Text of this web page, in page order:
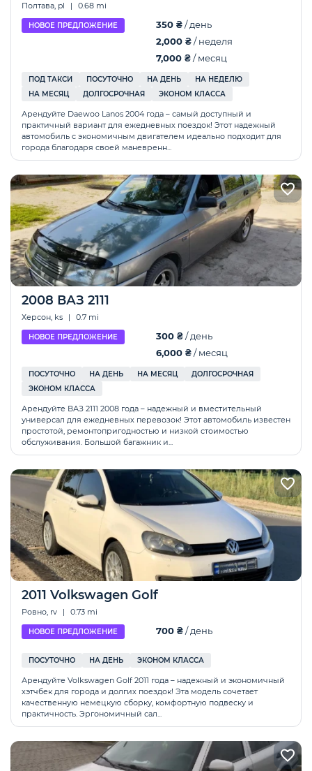
Полтава, pl | 0.68 mi
НОВОЕ ПРЕДЛОЖЕНИЕ 350 ₴/ день
2,000 ₴/ неделя
7,000 ₴/ месяц
ПОД ТАКСИ ПОСУТОЧНО НА ДЕНЬ
НА НЕДЕЛЮ
НА МЕСЯЦ
ДОЛГОСРОЧНАЯ ЭКОНОМ КЛАССА
Арендуйте Daewoo Lanos 2004 года – самый доступный и
практичный вариант для ежедневных поездок! Этот надежный
автомобиль с экономичным двигателем идеально подходит для
города благодаря своей маневренн...
2008 ВАЗ 2111
Херсон, ks | 0.7 mi
НОВОЕ ПРЕДЛОЖЕНИЕ 300 ₴/ день
6,000 ₴/ месяц
ПОСУТОЧНО НА ДЕНЬ НА МЕСЯЦ
ДОЛГОСРОЧНАЯ
ЭКОНОМ КЛАССА
Арендуйте ВАЗ 2111 2008 года – надежный и вместительный
универсал для ежедневных перевозок! Этот автомобиль известен
простотой, ремонтопригодностью и низкой стоимостью
обслуживания. Большой багажник и...
2011 Volkswagen Golf
Ровно, rv | 0.73 mi
НОВОЕ ПРЕДЛОЖЕНИЕ 700 ₴/ день
ПОСУТОЧНО НА ДЕНЬ ЭКОНОМ КЛАССА
Арендуйте Volkswagen Golf 2011 года – надежный и экономичный
хэтчбек для города и долгих поездок! Эта модель сочетает
качественную немецкую сборку, комфортную подвеску и
практичность. Эргономичный сал...